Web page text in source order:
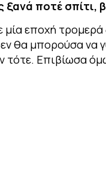
ξανά ποτέ
μία εποχή
θα μπορούσα να
τότε. Επιβίωσα